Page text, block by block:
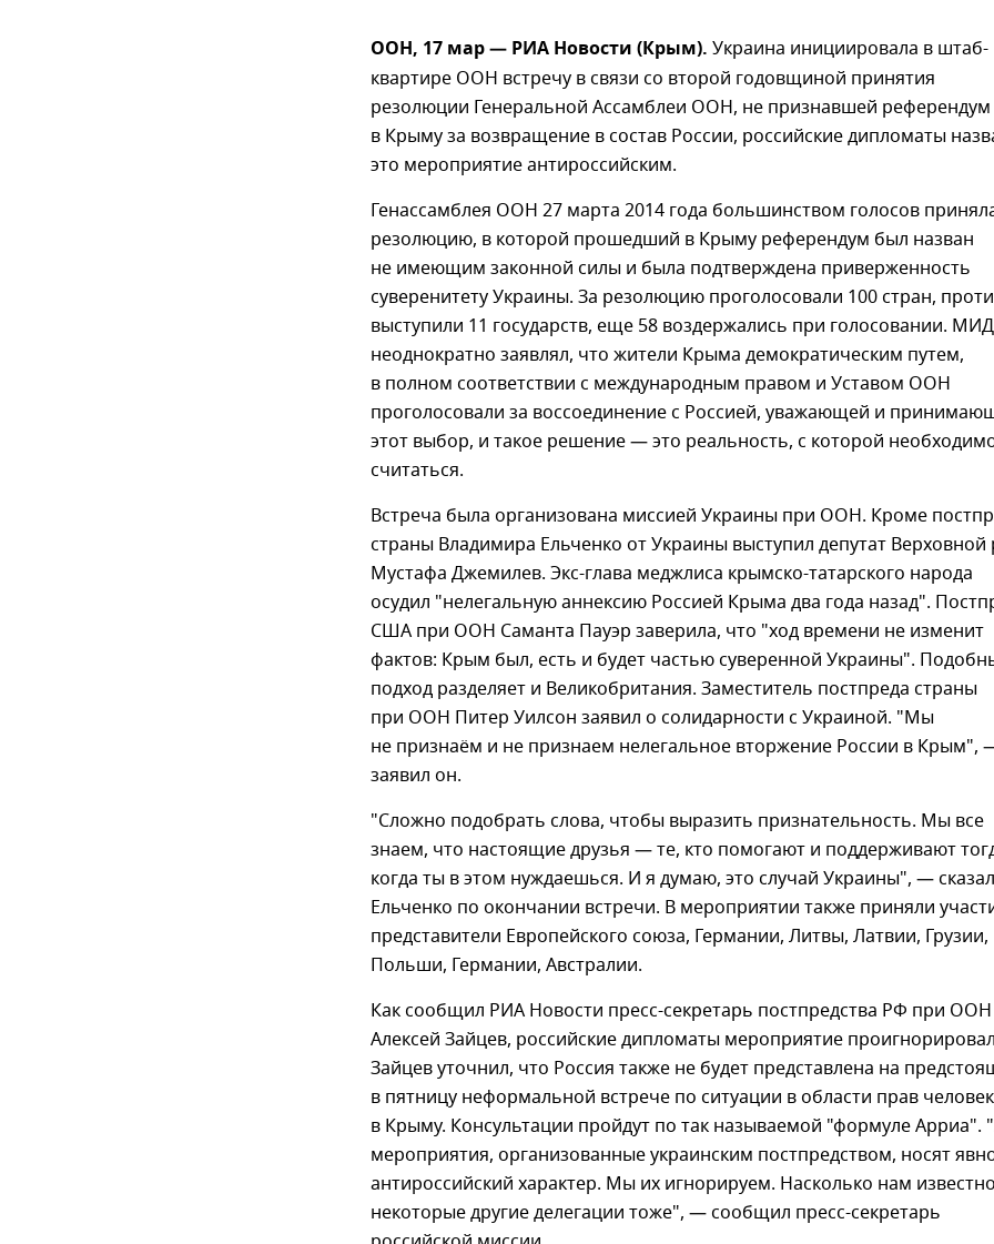
ООН, 17 мар — РИА Новости (Крым). Украина инициировала в штаб-
квартире ООН встречу в связи со второй годовщиной принятия
резолюции Генеральной Ассамблеи ООН, не признавшей референдум
в Крыму за возвращение в состав России, российские дипломаты
это мероприятие антироссийским.
Генассамблея ООН 27 марта 2014 года большинством голосов
резолюцию, в которой прошедший в Крыму референдум был назван
не имеющим законной силы и была подтверждена приверженность
суверенитету Украины. За резолюцию проголосовали 100 стран,
выступили 11 государств, еще 58 воздержались при голосовании.
неоднократно заявлял, что жители Крыма демократическим путем,
в полном соответствии с международным правом и Уставом ООН
проголосовали за воссоединение с Россией, уважающей и
этот выбор, и такое решение — это реальность, с которой
считаться.
Встреча была организована миссией Украины при ООН. Кроме
страны Владимира Ельченко от Украины выступил депутат Верховной
Мустафа Джемилев. Экс-глава меджлиса крымско-татарского народа
осудил "нелегальную аннексию Россией Крыма два года назад".
США при ООН Саманта Пауэр заверила, что "ход времени не изменит
фактов: Крым был, есть и будет частью суверенной Украины".
подход разделяет и Великобритания. Заместитель постпреда страны
при ООН Питер Уилсон заявил о солидарности с Украиной. "Мы
не признаём и не признаем нелегальное вторжение России в Крым",
заявил он.
"Сложно подобрать слова, чтобы выразить признательность. Мы все
знаем, что настоящие друзья — те, кто помогают и поддерживают
когда ты в этом нуждаешься. И я думаю, это случай Украины", — сказал
Ельченко по окончании встречи. В мероприятии также приняли
представители Европейского союза, Германии, Литвы, Латвии, Грузии,
Польши, Германии, Австралии.
Как сообщил РИА Новости пресс-секретарь постпредства РФ при ООН
Алексей Зайцев, российские дипломаты мероприятие
Зайцев уточнил, что Россия также не будет представлена на
в пятницу неформальной встрече по ситуации в области прав
в Крыму. Консультации пройдут по так называемой "формуле Арриа".
мероприятия, организованные украинским постпредством, носят
антироссийский характер. Мы их игнорируем. Насколько нам
некоторые другие делегации тоже", — сообщил пресс-секретарь